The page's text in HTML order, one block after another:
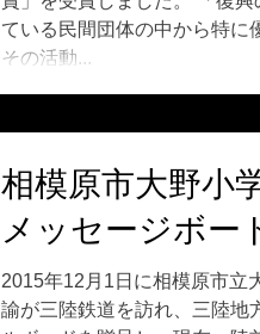
ている民間団体の中から特に
その活動...
相模原市大野小
メッセージボー
2015年12月1日に相模原市立
諭が三陸鉄道を訪れ、三陸地